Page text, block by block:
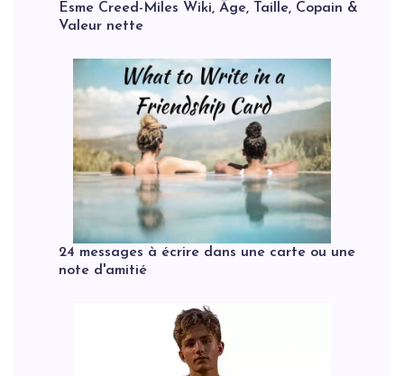
Esme Creed-Miles Wiki, Âge, Taille, Copain &
Valeur nette
24 messages à écrire dans une carte ou une
note d'amitié